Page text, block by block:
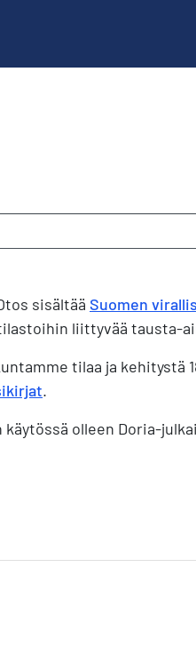
sisältää Suomen
liittyvää tausta-
tilaa ja
.
olleen Doria-